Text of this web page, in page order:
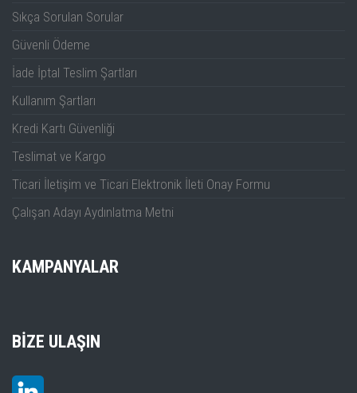
Sıkça Sorulan Sorular
Güvenli Ödeme
İade İptal Teslim Şartları
Kullanım Şartları
Kredi Kartı Güvenliği
Teslimat ve Kargo
Ticari İletişim ve Ticari Elektronik İleti Onay Formu
Çalışan Adayı Aydınlatma Metni
KAMPANYALAR
BIZE ULAŞIN